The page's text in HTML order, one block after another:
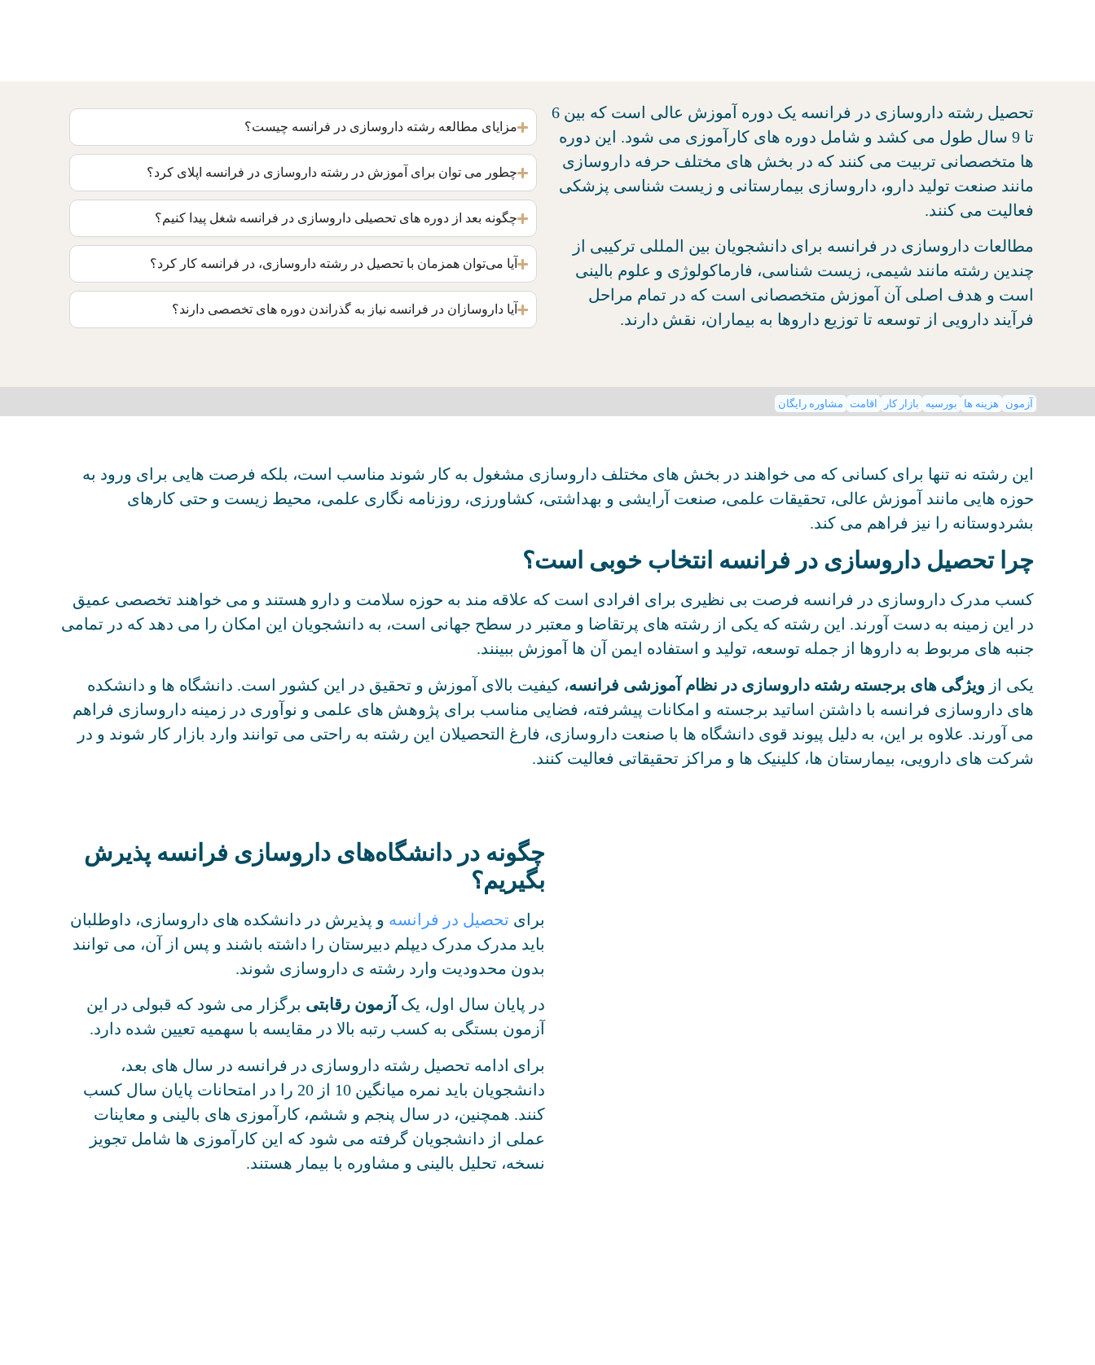
تحصیل رشته داروسازی در فرانسه یک دوره آموزش عالی است که بین 6
تا 9 سال طول می کشد و شامل دوره های کارآموزی می شود. این دوره
ها متخصصانی تربیت می کنند که در بخش های مختلف حرفه داروسازی
مانند صنعت تولید دارو، داروسازی بیمارستانی و زیست شناسی پزشکی
فعالیت می کنند.
مطالعات داروسازی در فرانسه برای دانشجویان بین المللی ترکیبی از
چندین رشته مانند شیمی، زیست شناسی، فارماکولوژی و علوم بالینی
است و هدف اصلی آن آموزش متخصصانی است که در تمام مراحل
فرآیند دارویی از توسعه تا توزیع داروها به بیماران، نقش دارند.
مزایای مطالعه رشته داروسازی در فرانسه چیست؟
چطور می توان برای آموزش در رشته داروسازی در فرانسه اپلای کرد؟
چگونه بعد از دوره های تحصیلی داروسازی در فرانسه شغل پیدا کنیم؟
آیا می‌توان همزمان با تحصیل در رشته داروسازی، در فرانسه کار کرد؟
آیا داروسازان در فرانسه نیاز به گذراندن دوره های تخصصی دارند؟
آزمون هزینه ها بورسیه بازار کار اقامت مشاوره رایگان
این رشته نه تنها برای کسانی که می خواهند در بخش های مختلف داروسازی مشغول به کار شوند مناسب است، بلکه فرصت هایی برای ورود به
حوزه هایی مانند آموزش عالی، تحقیقات علمی، صنعت آرایشی و بهداشتی، کشاورزی، روزنامه نگاری علمی، محیط زیست و حتی کارهای
بشردوستانه را نیز فراهم می کند.
چرا تحصیل داروسازی در فرانسه انتخاب خوبی است؟
کسب مدرک داروسازی در فرانسه فرصت بی نظیری برای افرادی است که علاقه مند به حوزه سلامت و دارو هستند و می خواهند تخصصی عمیق
در این زمینه به دست آورند. این رشته که یکی از رشته های پرتقاضا و معتبر در سطح جهانی است، به دانشجویان این امکان را می دهد که در تمامی
جنبه های مربوط به داروها از جمله توسعه، تولید و استفاده ایمن آن ها آموزش ببینند.
یکی از ویژگی های برجسته رشته داروسازی در نظام آموزشی فرانسه، کیفیت بالای آموزش و تحقیق در این کشور است. دانشگاه ها و دانشکده
های داروسازی فرانسه با داشتن اساتید برجسته و امکانات پیشرفته، فضایی مناسب برای پژوهش های علمی و نوآوری در زمینه داروسازی فراهم
می آورند. علاوه بر این، به دلیل پیوند قوی دانشگاه ها با صنعت داروسازی، فارغ التحصیلان این رشته به راحتی می توانند وارد بازار کار شوند و در
شرکت های دارویی، بیمارستان ها، کلینیک ها و مراکز تحقیقاتی فعالیت کنند.
چگونه در دانشگاه‌های داروسازی فرانسه پذیرش
بگیریم؟
برای تحصیل در فرانسه و پذیرش در دانشکده های داروسازی، داوطلبان
باید مدرک مدرک دیپلم دبیرستان را داشته باشند و پس از آن، می توانند
بدون محدودیت وارد رشته ی داروسازی شوند.
در پایان سال اول، یک آزمون رقابتی برگزار می شود که قبولی در این
آزمون بستگی به کسب رتبه بالا در مقایسه با سهمیه تعیین شده دارد.
برای ادامه تحصیل رشته داروسازی در فرانسه در سال های بعد،
دانشجویان باید نمره میانگین 10 از 20 را در امتحانات پایان سال کسب
کنند. همچنین، در سال پنجم و ششم، کارآموزی های بالینی و معاینات
عملی از دانشجویان گرفته می شود که این کارآموزی ها شامل تجویز
نسخه، تحلیل بالینی و مشاوره با بیمار هستند.